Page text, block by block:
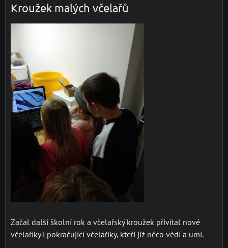
Kroužek malých včelařů
Začal další školní rok a včelařský kroužek přivítal nové
včelaříky i pokračující včelaříky, kteří již něco vědí a umí.